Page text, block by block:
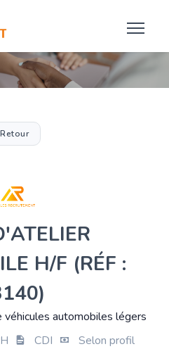
Retour
H/F (RÉF :
automobiles légers
CDI
Selon profil